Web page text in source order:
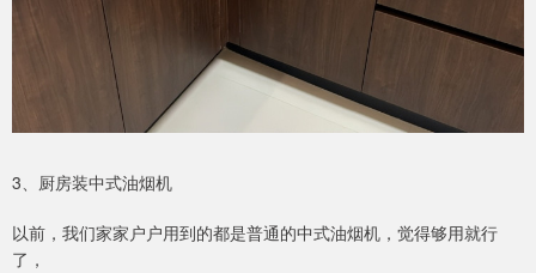
3、厨房装中式油烟机
以前，我们家家户户用到的都是普通的中式油烟机，觉得够用就行
了，